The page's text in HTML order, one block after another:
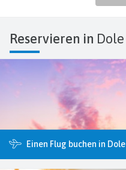
Reservieren in Dole
Einen Flug buchen in Dole